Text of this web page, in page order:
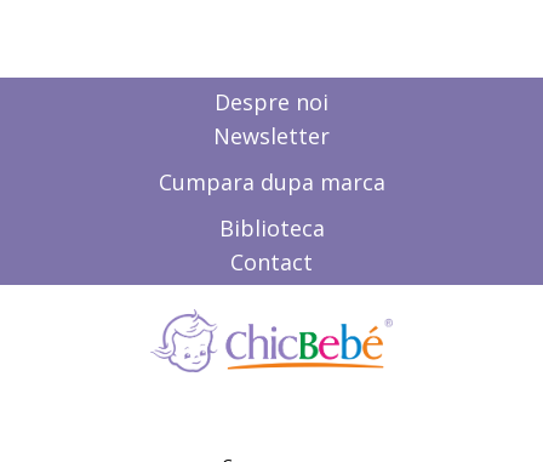
Despre noi
Newsletter
Cumpara dupa marca
Biblioteca
Contact